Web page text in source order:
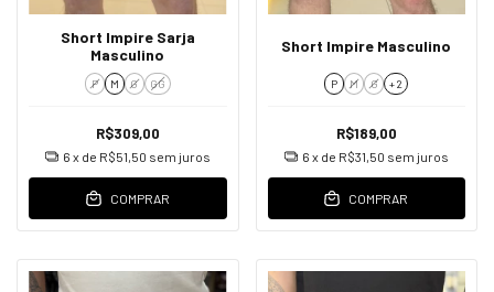
Short Impire Sarja
Masculino
P M G GG
R$309,00
6 x de R$51,50 sem juros
COMPRAR
Short Impire Masculino
P M G + 2
R$189,00
6 x de R$31,50 sem juros
COMPRAR